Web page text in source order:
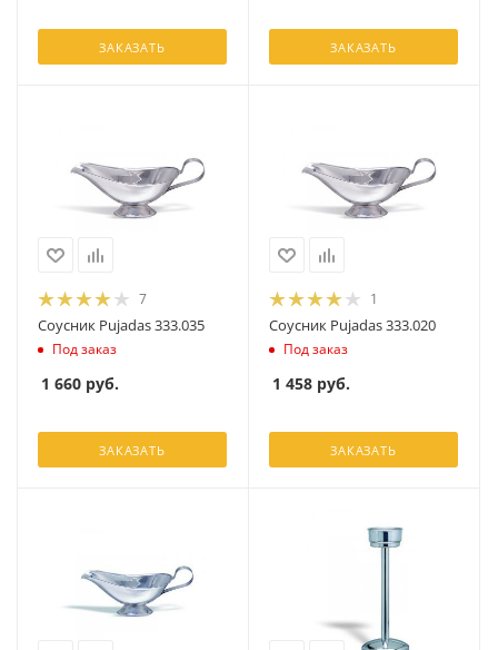
ЗАКАЗАТЬ ЗАКАЗАТЬ
7
Соусник Pujadas 333.035
Под заказ
1 660 руб.
ЗАКАЗАТЬ
1
Соусник Pujadas 333.020
Под заказ
1 458 руб.
ЗАКАЗАТЬ